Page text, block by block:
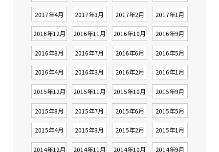
2017年4月 2017年3月 2017年2月 2017年1月
2016年12月 2016年11月 2016年10月 2016年9月
2016年8月 2016年7月 2016年6月 2016年5月
2016年4月 2016年3月 2016年2月 2016年1月
2015年12月 2015年11月 2015年10月 2015年9月
2015年8月 2015年7月 2015年6月 2015年5月
2015年4月 2015年3月 2015年2月 2015年1月
2014年12月 2014年11月 2014年10月 2014年9月